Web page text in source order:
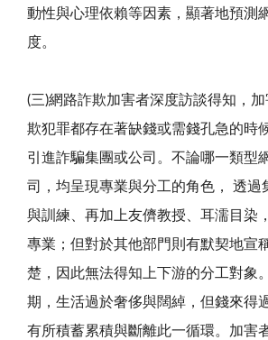
動性與心理依賴等因素，顯著地預測
度。
(三)網路詐欺加害者深度訪談得知，
欺犯罪都存在著缺錢或需錢孔急的時
引進詐騙集團或公司。不論哪一類型
司，均呈現專業與分工的角色， 透過
與訓練、再加上友儕教授、耳濡目染
專業；但對於其他部門則有默契地宣
楚，因此無法得知上下游的分工對象
期，生活過於奢侈與闊綽，但錢來得
有所積蓄累積與斷離此一循環。加害